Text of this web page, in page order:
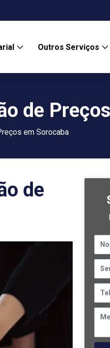
Outros Serviços
de
em Sorocaba
de